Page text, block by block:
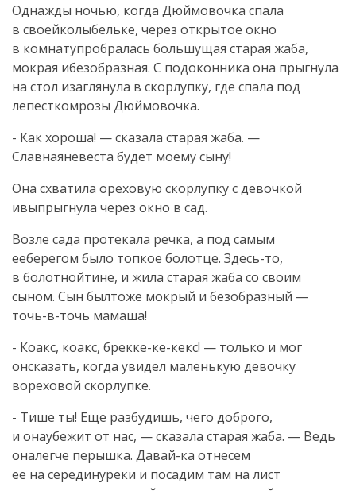
Однажды ночью, когда Дюймовочка спала
в своейколыбельке, через открытое окно
в комнатупробралась большущая старая жаба,
мокрая ибезобразная. С подоконника она прыгнула
на стол изаглянула в скорлупку, где спала под
лепесткомрозы Дюймовочка.
- Как хороша! — сказала старая жаба. —
Славнаяневеста будет моему сыну!
Она схватила ореховую скорлупку с девочкой
ивыпрыгнула через окно в сад.
Возле сада протекала речка, а под самым
ееберегом было топкое болотце. Здесь-то,
в болотнойтине, и жила старая жаба со своим
сыном. Сын былтоже мокрый и безобразный —
точь-в-точь мамаша!
- Коакс, коакс, брекке-ке-кекс! — только и мог
онсказать, когда увидел маленькую девочку
вореховой скорлупке.
- Тише ты! Еще разбудишь, чего доброго,
и онаубежит от нас, — сказала старая жаба. — Ведь
оналегче перышка. Давай-ка отнесем
ее на серединуреки и посадим там на лист